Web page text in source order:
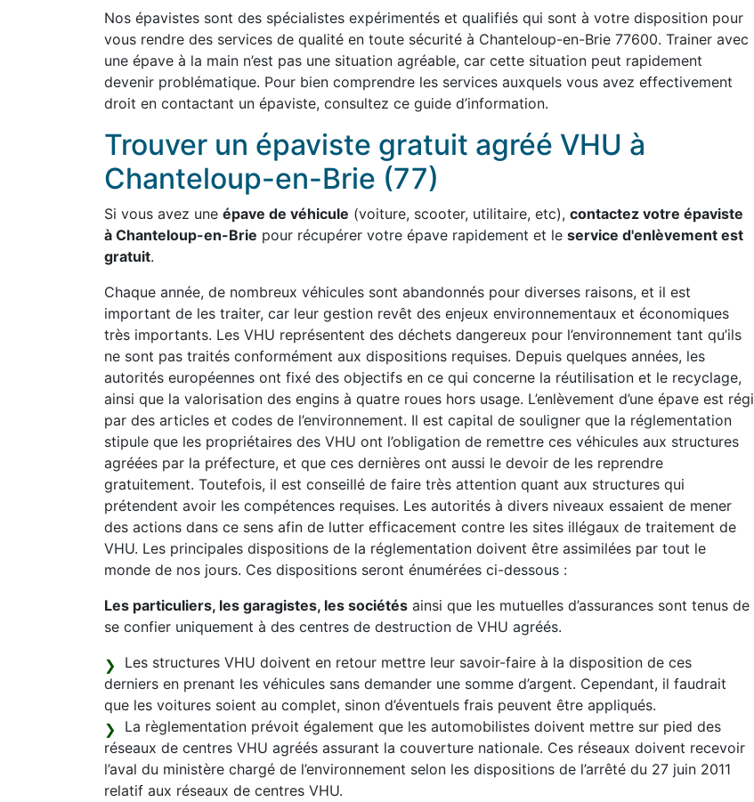
Nos épavistes sont des spécialistes expérimentés et qualifiés qui sont à votre disposition pour
vous rendre des services de qualité en toute sécurité à Chanteloup-en-Brie 77600. Trainer avec
une épave à la main n’est pas une situation agréable, car cette situation peut rapidement
devenir problématique. Pour bien comprendre les services auxquels vous avez effectivement
droit en contactant un épaviste, consultez ce guide d’information.
Trouver un épaviste gratuit agréé VHU à
Chanteloup-en-Brie (77)
Si vous avez une épave de véhicule (voiture, scooter, utilitaire, etc), contactez votre épaviste
à Chanteloup-en-Brie pour récupérer votre épave rapidement et le service d'enlèvement est
gratuit.
Chaque année, de nombreux véhicules sont abandonnés pour diverses raisons, et il est
important de les traiter, car leur gestion revêt des enjeux environnementaux et économiques
très importants. Les VHU représentent des déchets dangereux pour l’environnement tant qu’ils
ne sont pas traités conformément aux dispositions requises. Depuis quelques années, les
autorités européennes ont fixé des objectifs en ce qui concerne la réutilisation et le recyclage,
ainsi que la valorisation des engins à quatre roues hors usage. L’enlèvement d’une épave est régi
par des articles et codes de l’environnement. Il est capital de souligner que la réglementation
stipule que les propriétaires des VHU ont l’obligation de remettre ces véhicules aux structures
agréées par la préfecture, et que ces dernières ont aussi le devoir de les reprendre
gratuitement. Toutefois, il est conseillé de faire très attention quant aux structures qui
prétendent avoir les compétences requises. Les autorités à divers niveaux essaient de mener
des actions dans ce sens afin de lutter efficacement contre les sites illégaux de traitement de
VHU. Les principales dispositions de la réglementation doivent être assimilées par tout le
monde de nos jours. Ces dispositions seront énumérées ci-dessous :
Les particuliers, les garagistes, les sociétés ainsi que les mutuelles d’assurances sont tenus de
se confier uniquement à des centres de destruction de VHU agréés.
Les structures VHU doivent en retour mettre leur savoir-faire à la disposition de ces
derniers en prenant les véhicules sans demander une somme d’argent. Cependant, il faudrait
que les voitures soient au complet, sinon d’éventuels frais peuvent être appliqués.
La règlementation prévoit également que les automobilistes doivent mettre sur pied des
réseaux de centres VHU agréés assurant la couverture nationale. Ces réseaux doivent recevoir
l’aval du ministère chargé de l’environnement selon les dispositions de l’arrêté du 27 juin 2011
relatif aux réseaux de centres VHU.